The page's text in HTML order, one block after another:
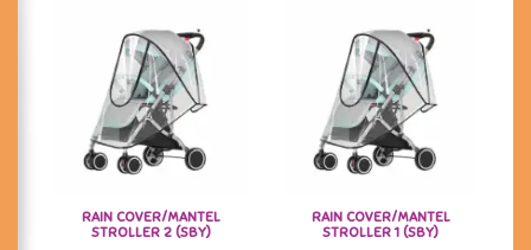
RAIN COVER/MANTEL
STROLLER 2 (SBY)
RAIN COVER/MANTEL
STROLLER 1 (SBY)